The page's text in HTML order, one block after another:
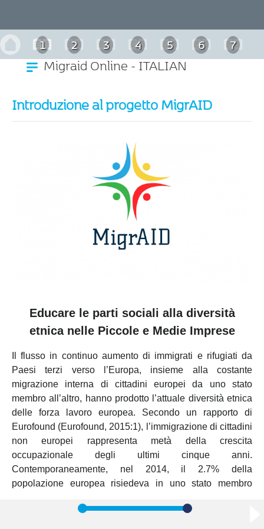
1 2 3 4 5 6 7
Migraid Online - ITALIAN
Introduzione al progetto MigrAID
Educare le parti sociali alla diversità
etnica nelle Piccole e Medie Imprese
Il flusso in continuo aumento di immigrati e rifugiati da
Paesi terzi verso l’Europa, insieme alla costante
migrazione interna di cittadini europei da uno stato
membro all’altro, hanno prodotto l’attuale diversità etnica
delle forza lavoro europea. Secondo un rapporto di
Eurofound (Eurofound, 2015:1), l’immigrazione di cittadini
non europei rappresenta metà della crescita
occupazionale degli ultimi cinque anni.
Contemporaneamente, nel 2014, il 2.7% della
popolazione europea risiedeva in uno stato membro